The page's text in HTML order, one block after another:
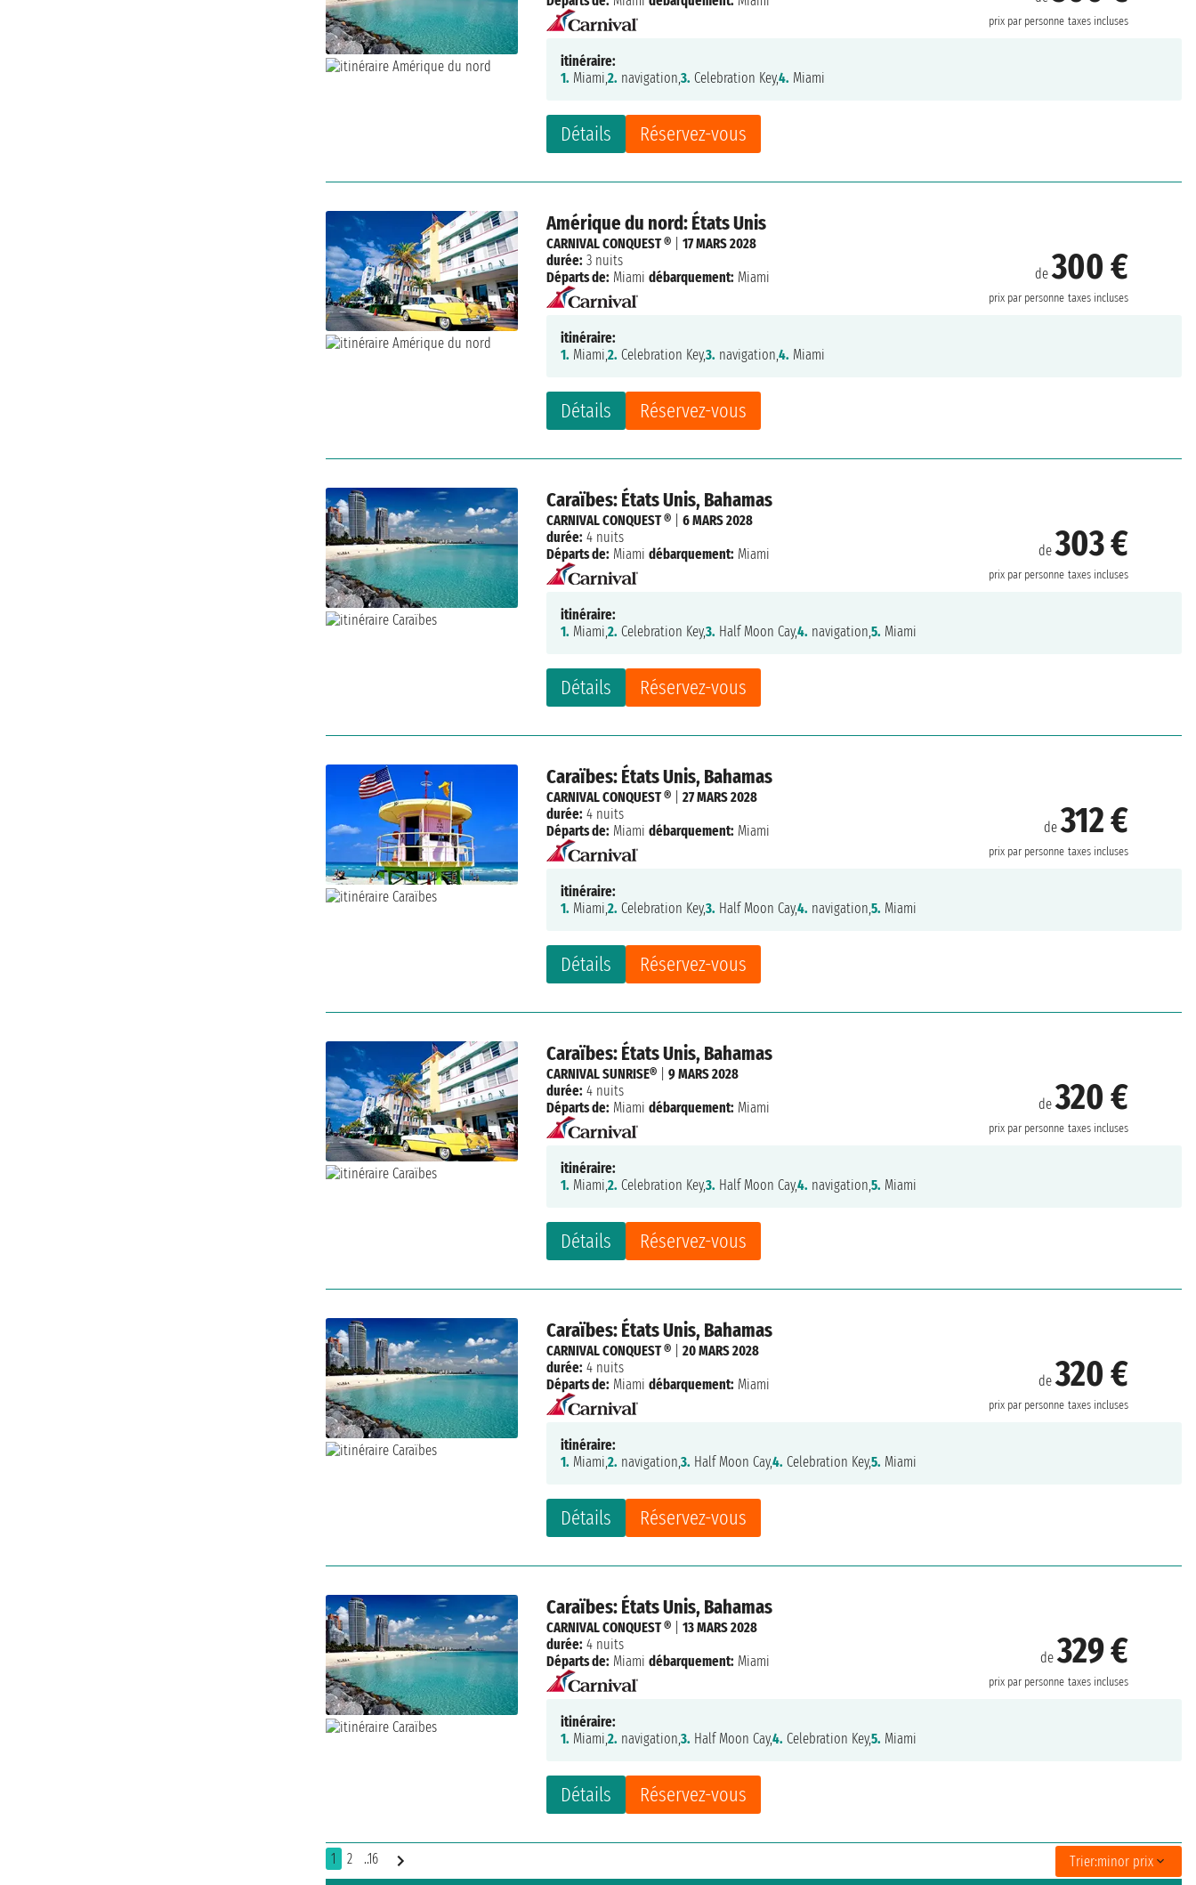
prix par personne taxes incluses
Détails Réservez-vous
itinéraire:
1. Miami,2. navigation,3. Celebration Key,4. Miami
Amérique du nord: États Unis
de300 €
prix par personne taxes incluses
Détails Réservez-vous
CARNIVAL CONQUEST ® |17 MARS 2028
durée: 3 nuits
Départs de: Miami débarquement: Miami
itinéraire:
1. Miami,2. Celebration Key,3. navigation,4. Miami
Caraïbes: États Unis, Bahamas
de303 €
prix par personne taxes incluses
Détails Réservez-vous
CARNIVAL CONQUEST ® |6 MARS 2028
durée: 4 nuits
Départs de: Miami débarquement: Miami
itinéraire:
1. Miami,2. Celebration Key,3. Half Moon Cay,4. navigation,5. Miami
Caraïbes: États Unis, Bahamas
de312 €
prix par personne taxes incluses
Détails Réservez-vous
CARNIVAL CONQUEST ® |27 MARS 2028
durée: 4 nuits
Départs de: Miami débarquement: Miami
itinéraire:
1. Miami,2. Celebration Key,3. Half Moon Cay,4. navigation,5. Miami
Caraïbes: États Unis, Bahamas
de320 €
prix par personne taxes incluses
Détails Réservez-vous
CARNIVAL SUNRISE® |9 MARS 2028
durée: 4 nuits
Départs de: Miami débarquement: Miami
itinéraire:
1. Miami,2. Celebration Key,3. Half Moon Cay,4. navigation,5. Miami
Caraïbes: États Unis, Bahamas
de320 €
prix par personne taxes incluses
Détails Réservez-vous
CARNIVAL CONQUEST ® |20 MARS 2028
durée: 4 nuits
Départs de: Miami débarquement: Miami
itinéraire:
1. Miami,2. navigation,3. Half Moon Cay,4. Celebration Key,5. Miami
Caraïbes: États Unis, Bahamas
de329 €
prix par personne taxes incluses
Détails Réservez-vous
CARNIVAL CONQUEST ® |13 MARS 2028
durée: 4 nuits
Départs de: Miami débarquement: Miami
itinéraire:
1. Miami,2. navigation,3. Half Moon Cay,4. Celebration Key,5. Miami
1 2 ..16 Trier:minor prix